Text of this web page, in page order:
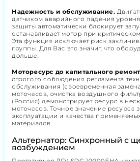
Надежность и обслуживание.
датчиком аварийного падения
защиты автоматически блокирует
останавливает мотор при
Эта функция исключает риск
группы. Для Вас это значит, что
дольше.
Моторесурс до капитального
строгого соблюдения регламента
обслуживания (своевременная
моточасов, очистка воздушного
(Россия) демонстрирует ресурс в
моточасов. Точное значение ресурса
эксплуатации и качества
материалов.
Альтернатор: Синхронный с
возбуждением